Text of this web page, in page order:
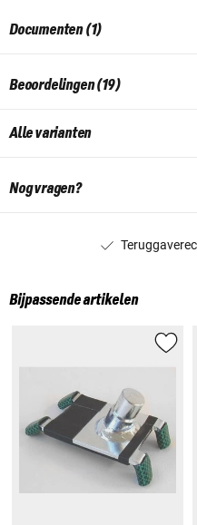
Documenten (1)
Beoordelingen (19)
Alle varianten
Nog vragen?
Bijpassende artikelen